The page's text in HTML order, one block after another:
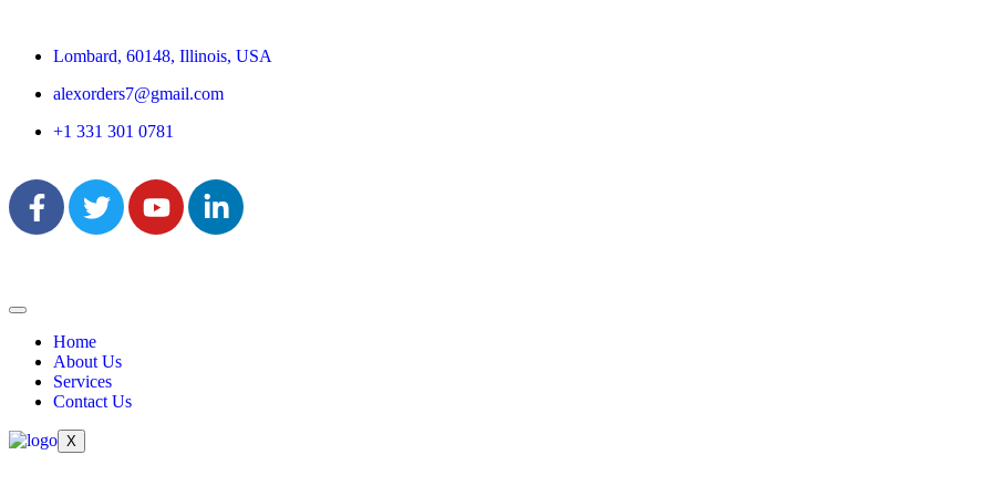
Lombard, 60148, Illinois, USA
alexorders7@gmail.com
+1 331 301 0781
Home
About Us
Services
Contact Us
X